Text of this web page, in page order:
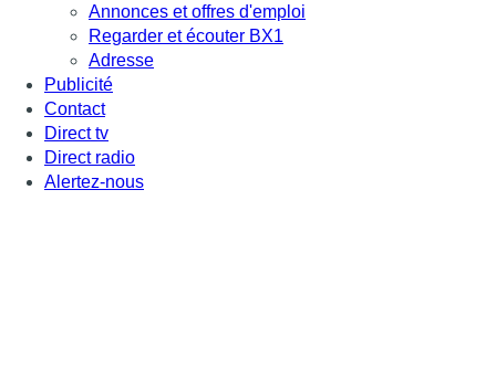
Annonces et offres d'emploi
Regarder et écouter BX1
Adresse
Publicité
Contact
Direct tv
Direct radio
Alertez-nous